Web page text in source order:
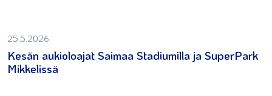
25.5.2026
Kesän aukioloajat Saimaa Stadiumilla ja SuperPark
Mikkelissä